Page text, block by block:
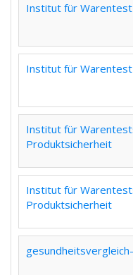
Institut für Warentest
Institut für Warentest
Institut für
Produktsicherheit
Institut für
Produktsicherheit